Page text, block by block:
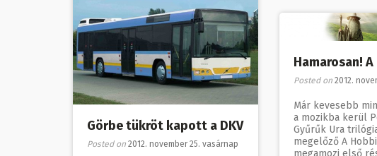
Görbe tükröt kapott a DKV
Posted on 2012. november 25. vasárnap
Hamarosan!
Posted on 2012.
Már kevesebb
a mozikba kerül
Gyűrűk Ura
megelőző A
megamozi első